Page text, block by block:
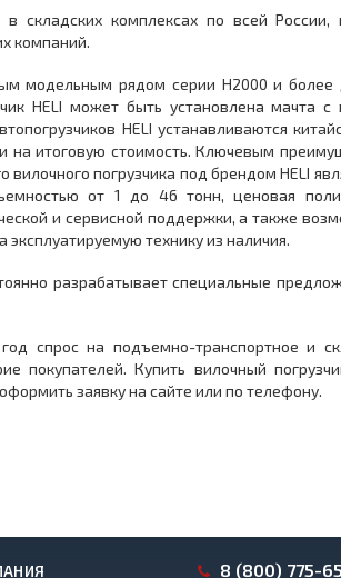
в складских комплексах по всей
компаний.
модельным рядом серии H2000 и более
HELI может быть установлена мачта с
HELI устанавливаются
на итоговую стоимость. Ключевым
погрузчика под брендом HELI
от 1 до 46 тонн, ценовая
и сервисной поддержки, а также
технику из наличия.
разрабатывает специальные
спрос на подъемно-транспортное и
покупателей. Купить вилочный
заявку на сайте или по телефону.
8 (800) 775-